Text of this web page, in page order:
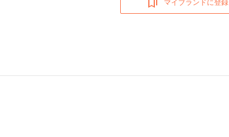
マイブランドに登録